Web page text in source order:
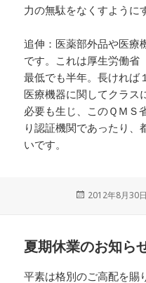
力の無駄をなくすように
追伸：医薬部外品や医療
です。これは厚生労働省
最低でも半年。長ければ
医療機器に関してクラス
必要も生じ、このＱＭＳ
り認証機関であったり、
いです。
投
2012年8月30日
夏期休業のお知ら
平素は格別のご高配を賜